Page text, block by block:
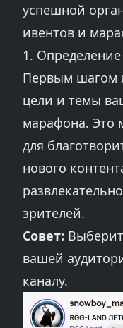
успешной
ивентов и
1.
Первым шагом
цели и темы
марафона. Это
для
нового
зрителей.
Совет:
вашей
каналу.